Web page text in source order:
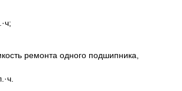
ремонта одного подшипника,